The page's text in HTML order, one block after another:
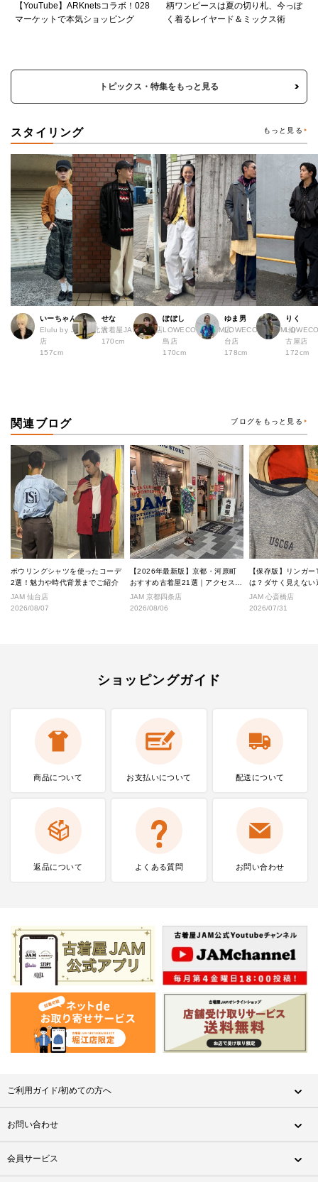
【YouTube】ARKnetsコラボ！028
マーケットで本気ショッピング
柄ワンピースは夏の切り札、今っぽ
く着るレイヤード＆ミックス術
トピックス・特集をもっと見る
スタイリング もっと見る
いーちゃん
Elulu by JAM下北沢
店
157cm
せな
古着屋JAM 札幌店
170cm
ぽぽし
LOWECO by JAM広
島店
170cm
ゆま男
LOWECO by JAM 仙
台店
178cm
りく
古屋店
172cm
関連ブログ ブログをもっと見る
ボウリングシャツを使ったコーデ
2選！魅力や時代背景までご紹介
JAM 仙台店
2026/08/07
【2026年最新版】京都・河原町
おすすめ古着屋21選｜アクセス良
好な絶対行くべきショップ厳選！
JAM 京都四条店
2026/08/06
【保存版】リンガ
は？ダサく見えない
なし完全ガイド
JAM 心斎橋店
2026/07/31
ショッピングガイド
商品について お支払いについて 配送について
返品について よくある質問 お問い合わせ
ご利用ガイド/初めての方へ
お問い合わせ
会員サービス